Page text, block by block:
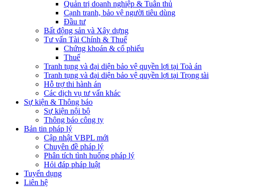
Quản trị doanh nghiệp & Tuân thủ
Cạnh tranh, bảo vệ người tiêu dùng
Đầu tư
Bất động sản và Xây dựng
Tư vấn Tài Chính & Thuế
Chứng khoán & cổ phiếu
Thuế
Tranh tụng và đại diện bảo vệ quyền lợi tại Toà án
Tranh tụng và đại diện bảo vệ quyền lợi tại Trọng tài
Hỗ trợ thi hành án
Các dịch vụ tư vấn khác
Sự kiện & Thông báo
Sự kiện nội bộ
Thông báo công ty
Bản tin pháp lý
Cập nhật VBPL mới
Chuyên đề pháp lý
Phân tích tình huống pháp lý
Hỏi đáp pháp luật
Tuyển dụng
Liên hệ